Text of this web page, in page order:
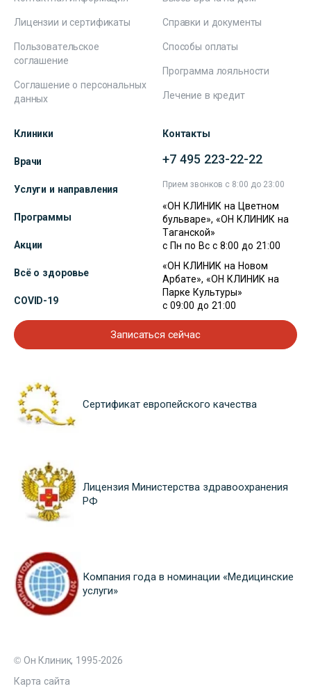
Лицензии и сертификаты
Пользовательское
соглашение
Соглашение о персональных
данных
Справки и документы
Способы оплаты
Программа лояльности
Лечение в кредит
Клиники
Врачи
Услуги и направления
Программы
Акции
Всё о здоровье
COVID-19
Контакты
+7 495 223-22-22
Прием звонков с 8:00 до 23:00
«ОН КЛИНИК на Цветном
бульваре», «ОН КЛИНИК на
Таганской»
с Пн по Вс с 8:00 до 21:00
«ОН КЛИНИК на Новом
Арбате», «ОН КЛИНИК на
Парке Культуры»
с 09:00 до 21:00
Записаться сейчас
Сертификат европейского качества
Лицензия Министерства здравоохранения
РФ
Компания года в номинации «Медицинские
услуги»
© Он Клиник, 1995-2026
Карта сайта